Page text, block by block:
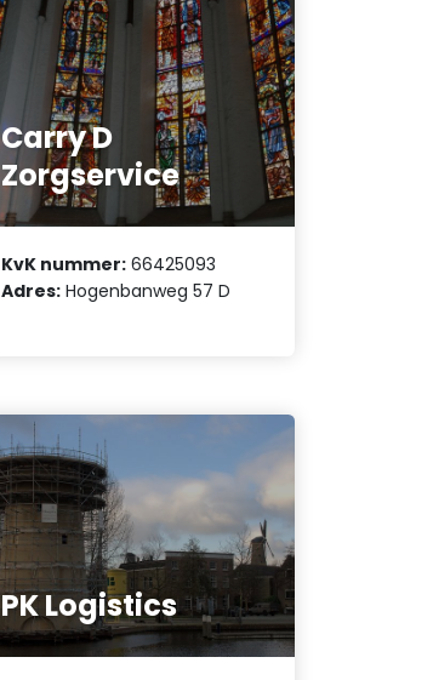
Carry D
Zorgservice
KvK nummer: 66425093
Adres: Hogenbanweg 57 D
PK Logistics